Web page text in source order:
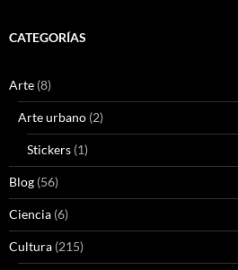
CATEGORÍAS
Arte (8)
Arte urbano (2)
Stickers (1)
Blog (56)
Ciencia (6)
Cultura (215)